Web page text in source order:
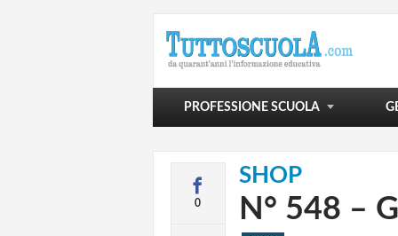
PROFESSIONE SCUOLA
POLITICA SCOLASTICA
VIVERE LA SCUOLA
SCUOLA E OLTRE
0
SHOP
N° 548 –